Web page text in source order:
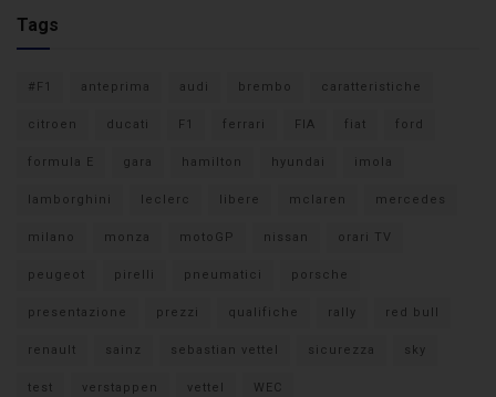
Tags
#F1 anteprima audi brembo caratteristiche
citroen ducati F1 ferrari FIA fiat ford
formula E gara hamilton hyundai imola
lamborghini leclerc libere mclaren mercedes
milano monza motoGP nissan orari TV
peugeot pirelli pneumatici porsche
presentazione prezzi qualifiche rally red bull
renault sainz sebastian vettel sicurezza sky
test verstappen vettel WEC